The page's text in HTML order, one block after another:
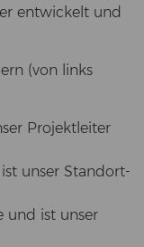
ent­wi­ckelt und
(von links
Pro­jekt­lei­ter
unser Stand­ort­
und ist unser